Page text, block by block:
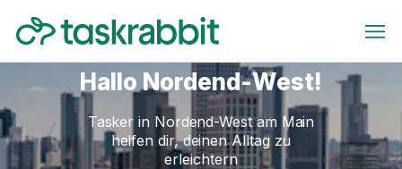
Hallo Nordend-West!
Tasker in Nordend-West am Main
helfen dir, deinen Alltag zu
erleichtern